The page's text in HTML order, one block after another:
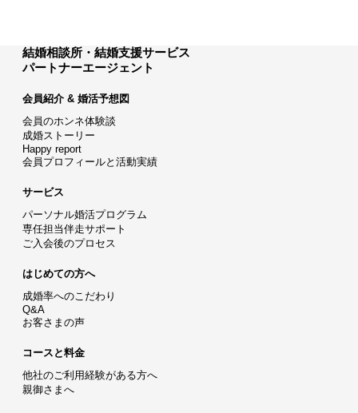
結婚相談所・結婚支援サービス
パートナーエージェント
会員紹介 & 婚活予想図
会員のホンネ体験談
成婚ストーリー
Happy report
会員プロフィールと活動実績
サービス
パーソナル婚活プログラム
専任担当伴走サポート
ご入会後のプロセス
はじめての方へ
成婚率へのこだわり
Q&A
お客さまの声
コースと料金
他社のご利用経験がある方へ
親御さまへ